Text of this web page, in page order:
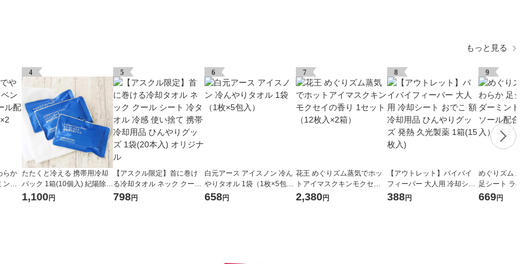
もっと見る
らか
ト
4
たたくと冷える 携帯用冷却
パック 1箱(10個入) 紀陽除虫
菊 オリジナル
1,100円
5
【アスクル限定】首に巻け
る冷却タオル ネック クール
シート 冷タオル 冷感 使い捨
798円
6
白元アース アイスノン 冷ん
やりタオル 1袋（1枚×5包
入）
658円
7
花王 めぐりズム蒸気でホッ
トアイマスクキンモクセイ
の香り 1セット（12枚入×2
箱）
2,380円
8
【アウトレット】バイバイ
フィーバー 大人用 冷却シー
ト おでこ 額 冷却用品 ひん
388円
9
めぐりズム 炭
足シート ラベ
の香り メンソ
669円